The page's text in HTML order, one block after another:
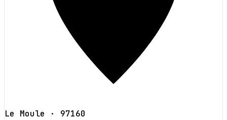
Le Moule · 97160